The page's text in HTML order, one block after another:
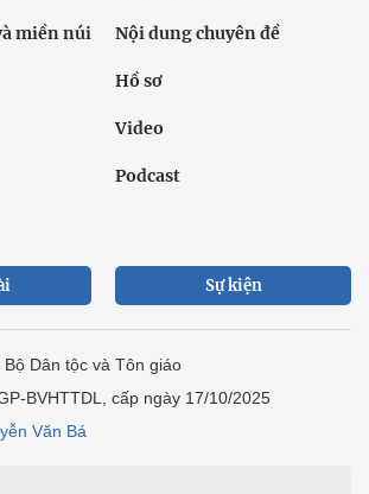
miền núi Nội dung chuyên đề
Hồ sơ
Video
Podcast
Sự kiện
Dân tộc và Tôn giáo
BVHTTDL, cấp ngày 17/10/2025
Văn Bá